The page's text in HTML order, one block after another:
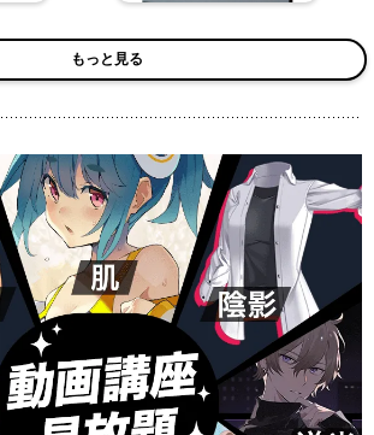
もっと見る